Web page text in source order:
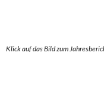
Klick auf das Bild zum